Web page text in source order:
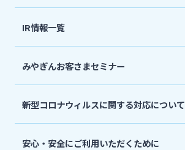
ニュースリリース一覧
採用情報
お問い合わせ先一覧
IR情報一覧
みやぎんお客さまセミナー
新型コロナウィルスに関する対応について
安心・安全にご利用いただくために